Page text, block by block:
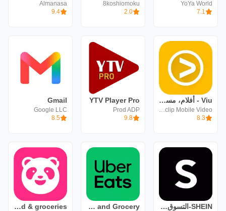
YoYa World
7.1
8koshiomoku
2.0
Almanasa
9.4
Viu - أفلام، مسلسلات، برامج
Vuclip Mobile Video
8.3
YTV Player Pro
Prod ADP
9.8
Gmail
Google LLC
8.5
SHEIN-التسوق عبر الإنترنت Uber Eats: Food and Grocery
foodpanda: food & groceries